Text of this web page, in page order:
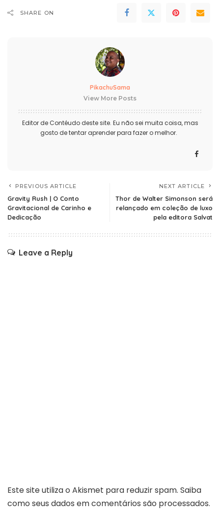
SHARE ON
PikachuSama
View More Posts
Editor de Contéudo deste site. Eu não sei muita coisa, mas
gosto de tentar aprender para fazer o melhor.
PREVIOUS ARTICLE
Gravity Rush | O Conto
Gravitacional de Carinho e
Dedicação
NEXT ARTICLE
Thor de Walter Simonson será
relançado em coleção de luxo
pela editora Salvat
Leave a Reply
Este site utiliza o Akismet para reduzir spam. Saiba
como seus dados em comentários são processados.